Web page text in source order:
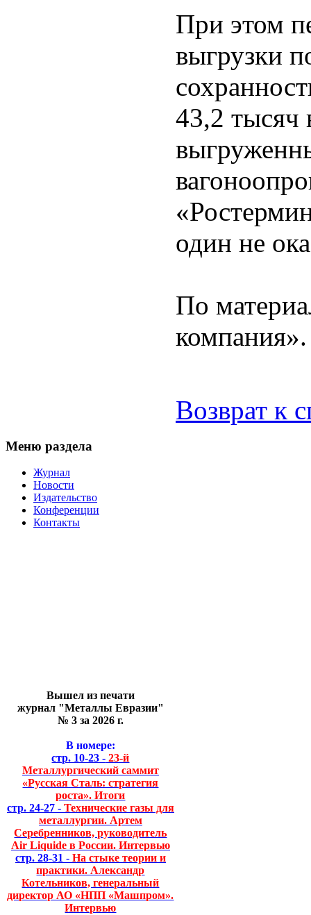
При этом
выгрузки
43,2
один не
По
компания».
Возврат к
Меню раздела
Журнал
Новости
Издательство
Конференции
Контакты
Вышел из печати
журнал "Металлы Евразии"
№ 3 за 2026 г.
В номере:
стр. 10-23 - 23-й
Металлургический саммит
«Русская Сталь: стратегия
роста». Итоги
стр. 24-27 - Технические газы для
металлургии. Артем
Серебренников, руководитель
Air Liquide в России. Интервью
стр. 28-31 - На стыке теории и
практики. Александр
Котельников, генеральный
директор АО «НПП «Машпром».
Интервью